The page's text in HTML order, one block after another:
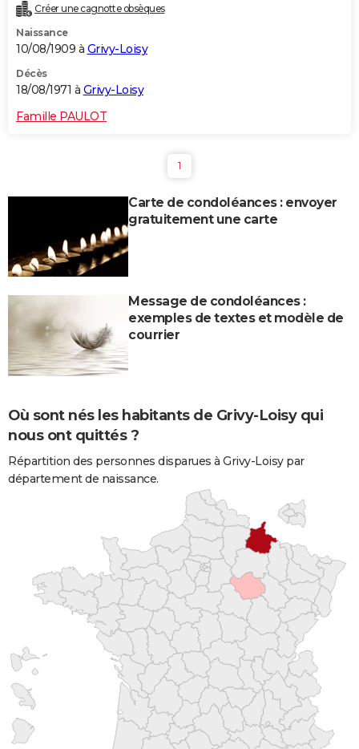
Créer une cagnotte obsèques
Naissance
10/08/1909 à Grivy-Loisy
Décès
18/08/1971 à Grivy-Loisy
Famille PAULOT
1
Carte de condoléances : envoyer
gratuitement une carte
Message de condoléances :
exemples de textes et modèle de
courrier
Où sont nés les habitants de Grivy-Loisy qui
nous ont quittés ?
Répartition des personnes disparues à Grivy-Loisy par
département de naissance.